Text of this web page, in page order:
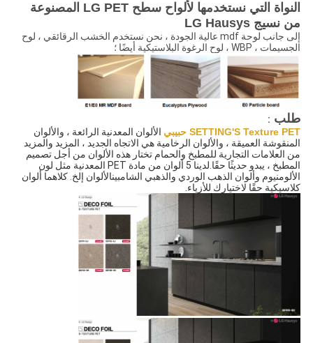
النواة التي نستخدمها لألواح سطح LG PET المصنوعة
من نسيج LG Hausys
إلى جانب لوحة mdf عالية الجودة ، نحن نستخدم الخشب الرقائقي ، لوح
الجسيمات ، WBP ، لوح الرغوة البلاستيكية أيضًا ؛
طلب :
SETTING'S Texture PET حبيبي
المنقوشة العميقة ، والألوان الرخامية هي الاتجاه الجديد ، المزيد والمزيد
من العلامات التجارية للمطبخ والحمام تختار هذه الألوان من أجل
الألومنيوم وألوان الذهب الوردي والذهبي الشامبين
كلاسيكية حقًا لاختيارك للأزياء.